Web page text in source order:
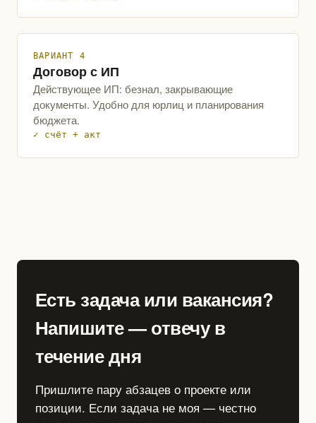
ВАРИАНТ 4
Договор с ИП
Действующее ИП: безнал, закрывающие
документы. Удобно для юрлиц и планирования
бюджета.
✓ счёт + акт
Есть задача или вакансия?
Напишите — отвечу в
течение дня
Пришлите пару абзацев о проекте или
позиции. Если задача не моя — честно